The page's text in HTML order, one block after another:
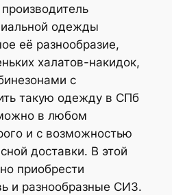
одежды
её разнообразие,
халатов-накидок,
с
такую одежду в СПб
в любом
и с возможностью
доставки. В этой
приобрести
и разнообразные СИЗ.